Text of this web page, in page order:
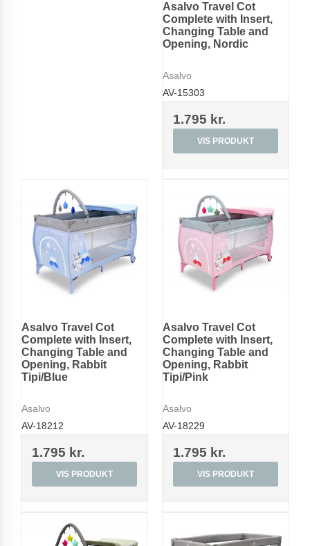
Asalvo Travel Cot
Complete with Insert,
Changing Table and
Opening, Nordic
Asalvo
AV-15303
1.795 kr.
VIS PRODUKT
Asalvo Travel Cot
Complete with Insert,
Changing Table and
Opening, Rabbit
Tipi/Blue
Asalvo
AV-18212
1.795 kr.
VIS PRODUKT
Asalvo Travel Cot
Complete with Insert,
Changing Table and
Opening, Rabbit
Tipi/Pink
Asalvo
AV-18229
1.795 kr.
VIS PRODUKT